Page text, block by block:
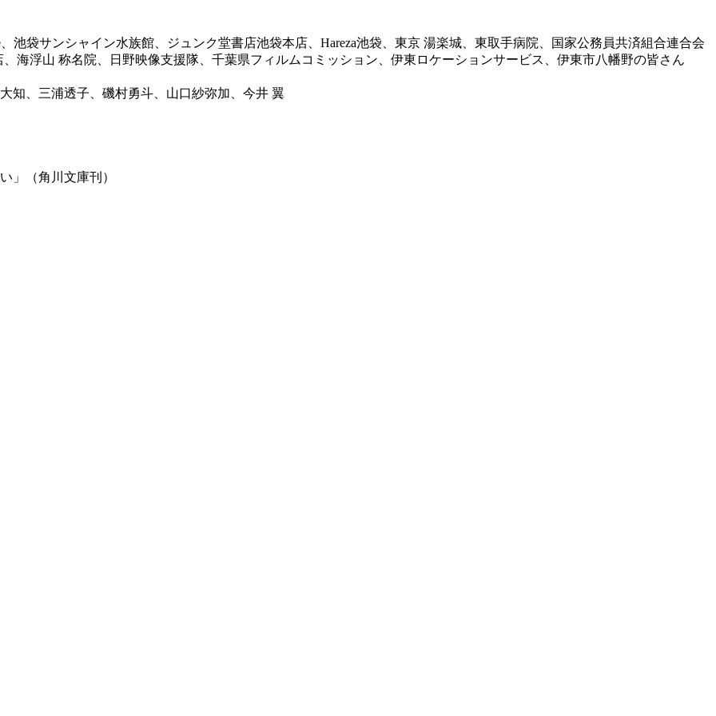
池袋サンシャイン水族館、ジュンク堂書店池袋本店、Hareza池袋、東京 湯楽城、東取手病院、国家公務員共済組合連合会
海浮山 称名院、日野映像支援隊、千葉県フィルムコミッション、伊東ロケーションサービス、伊東市八幡野の皆さん
知、三浦透子、磯村勇斗、山口紗弥加、今井 翼
」（角川文庫刊）